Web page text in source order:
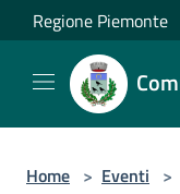
Salta al contenuto
Regione Piemonte
Home > Eventi >